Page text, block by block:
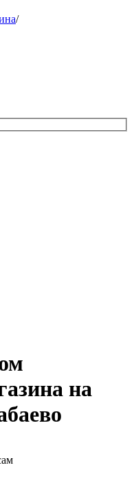
/
на